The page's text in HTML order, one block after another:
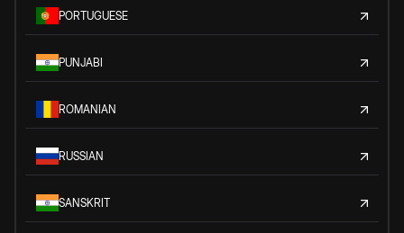
PORTUGUESE
PUNJABI
ROMANIAN
RUSSIAN
SANSKRIT